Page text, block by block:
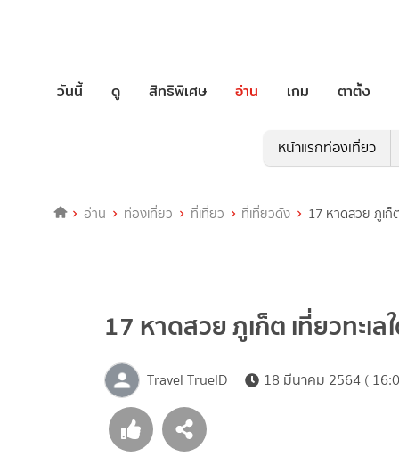
วันนี้ ดู สิทธิพิเศษ อ่าน เกม ตาตั้ง
หน้าแรกท่องเที่ยว
อ่าน ท่องเที่ยว ที่เที่ยว ที่เที่ยวดัง 17 หาดสวย ภูเก็
17 หาดสวย ภูเก็ต เที่ยวทะเ
Travel TrueID 18 มีนาคม 2564 (